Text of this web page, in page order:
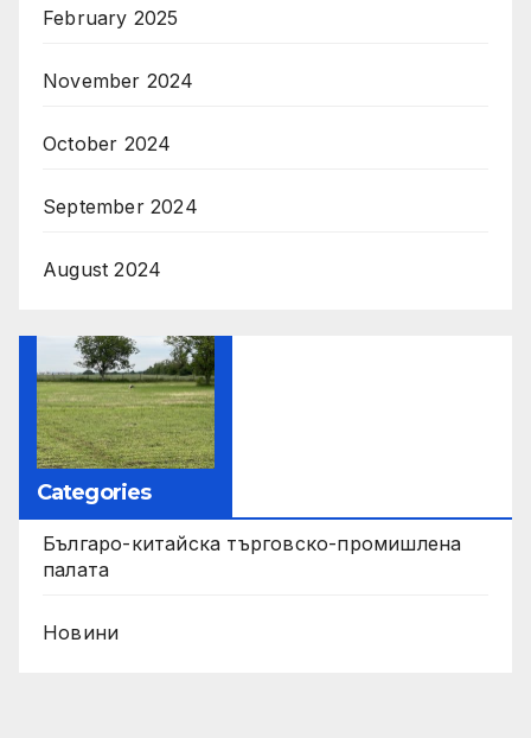
February 2025
November 2024
October 2024
September 2024
August 2024
Categories
Българо-китайска търговско-промишлена
палата
Новини